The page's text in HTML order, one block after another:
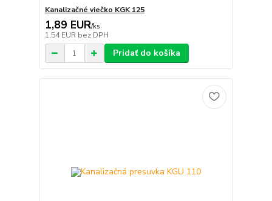
Kanalizačné viečko KGK 125
1,89 EUR/ks
1,54 EUR bez DPH
Pridať do košíka